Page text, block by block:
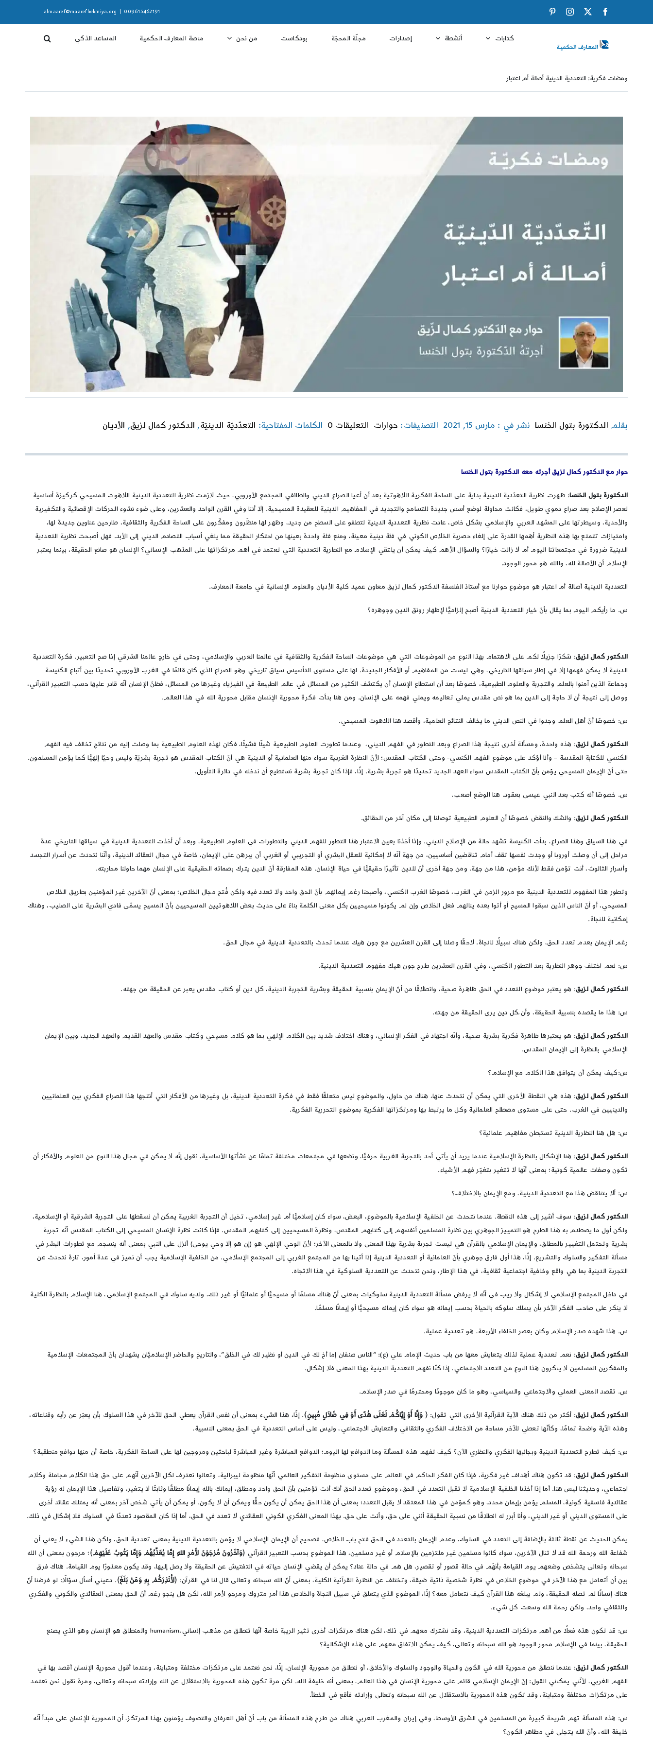
Facebook
X
Instagram
009615462191
almaaref@maarefhekmiya.org
كتابات أنشطة إصدارات مجلّة المحجّة بودكاست من نحن منصة المعارف الحكمية المساعد الذكي
ومضات فكرية: التعددية الدينية أصالة أم اعتبار
بقلم الدكتورة بتول الخنسا نشر في : مارس 15, 2021 التصنيفات: حوارات التعليقات 0
on
التعددية
اعتبار
الكلمات المفتاحية: التعدّديّة الدينيّة, الدكتور كمال لزيق, الأديان
حوار مع الدكتور كمال لزيقأجرته معه الدكتورة بتول الخنسا
الدكتورة بتول الخنسا: ظهرت نظرية التعدّدية الدينية بداية على الساحة الفكرية اللاهوتية بعد أن أعيا الصراع الديني والطائفي المجتمع الأوروبي، حيث لازمت نظرية التعددية الدينية اللاهوت المسيحي كركيزة أساسية
لعصر الإصلاح بعد صراع دموي طويل، فكانت محاولة لوضع أسس جديدة للتسامح والتجديد في المفاهيم الدينية للعقيدة المسيحية. إلا أننا وفي القرن الواحد والعشرين، وعلى ضوء نشوء الحركات الإقصائية والتكفيرية
والأحدية، وسيطرتها على المشهد العربي والإسلامي بشكل خاص، عادت نظرية التعددية الدينية لتطفو على السطح من جديد، وظهر لها منظّرون ومفكّرون على الساحة الفكرية والثقافية، طارحين عناوين جديدة لها،
وامتيازات تتمتع بها هذه النظرية أهمها القدرة على إلغاء حصرية الخلاص الكوني في فئة دينية معينة، ومنع فئة واحدة بعينها من احتكار الحقيقة مما يلغي أسباب التصادم الديني إلى الأبد. فهل أصبحت نظرية التعددية
الدينية ضرورة في مجتمعاتنا اليوم أم لا زالت خيارًا؟ والسؤال الأهم كيف يمكن أن يلتقي الإسلام مع النظرية التعددية التي تعتمد في أهم مرتكزاتها على المذهب الإنساني؟ الإنسان هو صانع الحقيقة، بينما يعتبر
الإسلام أن الأصالة لله، واالله هو محور الوجود.
التعددية الدينية أصالة أم اعتبار هو موضوع حوارنا مع أستاذ الفلسفة الدكتور كمال لزيق معاون عميد كلية الأديان والعلوم الإنسانية في جامعة المعارف.
س. ما رأيكم اليوم بما يقال بأنّ خيار التعددية الدينية أصبح إلزاميًّا لإظهار رونق الدين وجوهره؟
الدكتور كمال لزيق: شكرًا جزيلًا لكم على الاهتمام بهذا النوع من الموضوعات التي هي موضوعات الساحة الفكرية والثقافية في عالمنا العربي والإسلامي، وحتى في خارج عالمنا الشرقي إذا صح التعبير. فكرة التعددية
الدينية لا يمكن فهمها إلا في إطار سياقها التاريخي، وهي ليست من المفاهيم أو الأفكار الجديدة. لها على مستوى التأسيس سياق تاريخي وهو الصراع الذي كان قائمًا في الغرب الأوروبي تحديدًا بين أتباع الكنيسة
وجماعة الذين آمنوا بالعلم والتجربة والعلوم الطبيعية، خصوصًا بعد أن استطاع الإنسان أن يكتشف الكثير من المسائل في عالم الطبيعة في الفيزياء وغيرها من المسائل، فظنّ الإنسان أنّه قادر عليها حسب التعبير القرآني،
ووصل إلى نتيجة أن لا حاجة إلى الدين بما هو نص مقدس يملي تعاليمه ويملي فهمه على الإنسان. ومن هنا بدأت فكرة محورية الإنسان مقابل محورية الله في هذا العالم.
س: خصوصًا أنّ أهل العلم وجدوا في النص الديني ما يخالف النتائج العلمية، وأقصد هنا اللاهوت المسيحي.
الدكتور كمال لزيق: هذه واحدة، ومسألة أخرى نتيجة هذا الصراع وبعد التطور في الفهم الديني، وعندما تطورت العلوم الطبيعية شيئًا فشيئًا، فكان لهذه العلوم الطبيعية بما وصلت إليه من نتائج تخالف فيه الفهم
الكنسي للكتابة المقدسة – وأنا أؤكد على موضوع الفهم الكنسي- وحتى الكتاب المقدس؛ لأنّ النظرة الغربية سواء منها العلمانية أو الدينية هي أنّ الكتاب المقدس هو تجربة بشريّة وليس وحيًا إلهيًّا كما يؤمن المسلمون.
حتى أنّ الإيمان المسيحي يؤمن بأنّ الكتاب المقدس سواء العهد الجديد تحديدًا هو تجربة بشرية. إذًا، فإذا كان تجربة بشرية نستطيع أن ندخله في دائرة التأويل.
س. خصوصًا أنه كتب بعد النبي عيسى بعقود. هنا الوضع أصعب.
الدكتور كمال لزيق: والشك والنقض خصوصًا أن العلوم الطبيعية توصلنا إلى مكان آخر من الحقائق.
في هذا السياق وهذا الصراع، بدأت الكنيسة تشهد حالة من الإصلاح الديني. وإذا أخذنا بعين الاعتبار هذا التطور للفهم الديني والتطورات في العلوم الطبيعية، وبعد أن أخذت التعددية الدينية في سياقها التاريخي عدة
مراحل إلى أن وصلت أوروبا أو وجدت نفسها تقف أمام تناقضين أساسيين، من جهة أنّه لا إمكانية للعقل البشري أو التجريبي أو الغربي أن يبرهن على الإيمان، خاصة في مجال العقائد الدينية، وأنّنا نتحدث عن أسرار التجسد
وأسرار الثالوث، أنت تؤمن فقط لأنك مؤمن، هذا من جهة. ومن جهة أخرى أنّ للدين تأثيرًا حقيقيًّا في حياة الإنسان. هذه المفارقة أنّ الدين يترك بصماته الحقيقية على الإنسان مهما حاولنا محاربته.
وتطور هذا المفهوم للتعددية الدينية مع مرور الزمن في الغرب، خصوصًا الغرب الكنسي، وأصبحنا رغم إيمانهم بأنّ الحق واحد ولا تعدد فيه ولكن فُتح مجال الخلاص؛ بمعنى أنّ الآخرين غير المؤمنين بطريق الخلاص
المسيحي، أو أنّ الناس الذين سبقوا المسيح أو أتوا بعده ينالهم فعل الخلاص وإن لم يكونوا مسيحيين بكل معنى الكلمة بناءً على حديث بعض اللاهوتيين المسيحيين بأنّ المسيح يسمّى فادي البشرية على الصليب، وهناك
إمكانية للنجاة.
رغم الإيمان بعدم تعدد الحق، ولكن هناك سبيلًا للنجاة. لاحقًا وصلنا إلى القرن العشرين مع جون هيك عندما تحدث بالتعددية الدينية في مجال الحق.
س: نعم اختلف جوهر النظرية بعد التطور الكنسي، وفي القرن العشرين طرح جون هيك مفهوم التعددية الدينية.
الدكتور كمال لزيق: هو يعتبر موضوع التعدد في الحق ظاهرة صحية، وانطلاقًا من أنّ الإيمان بنسبية الحقيقة وبشرية التجربة الدينية، كل دين أو كتاب مقدس يعبر عن الحقيقة من جهته.
س: هذا ما يقصده بنسبية الحقيقة، وأن ّكل دين يرى الحقيقة من جهته.
الدكتور كمال لزيق: هو يعتبرها ظاهرة فكرية بشرية صحية، وأنّه اجتهاد في الفكر الإنساني، وهناك اختلاف شديد بين الكلام الإلهي بما هو كلام مسيحي وكتاب مقدس والعهد القديم والعهد الجديد، وبين الإيمان
الإسلامي بالنظرة إلى الإيمان المقدس.
س:كيف يمكن أن يتوافق هذا الكلام مع الإسلام؟
الدكتور كمال لزيق: هذه هي النقطة الأخرى التي يمكن أن نتحدث عنها، هناك من حاول، والموضوع ليس متعلقًا فقط في فكرة التعددية الدينية، بل وغيرها من الأفكار التي أنتجها هذا الصراع الفكري بين العلمانيين
والدينيين في الغرب. حتى على مستوى مصطلح العلمانية وكل ما يرتبط بها ومرتكزاتها الفكرية بموضوع التحررية الفكرية.
س: هل هنا النظرية الدينية تستبطن مفاهيم علمانية؟
الدكتور كمال لزيق: هنا الإشكال بالنظرة الإسلامية عندما يريد أن يأتي أحد بالتجربة الغربية حرفيًّا، ونضعها في مجتمعات مختلفة تمامًا عن نشأتها الأساسية، نقول إنّه لا يمكن في مجال هذا النوع من العلوم والأفكار أن
تكون وصفات عالمية كونية؛ بمعنى أنّها لا تتغير بتغيّر فهم الأشياء.
س: ألا يتناقض هذا مع التعددية الدينية، ومع الإيمان بالاختلاف؟
الدكتور كمال لزيق: سوف أشير إلى هذه النقطة. عندما نتحدث عن الخلفية الإسلامية بالموضوع، البعض، سواء كان إسلاميًّا أم غير إسلامي، تخيل أن التجربة الغربية يمكن أن نسقطها على التجربة الشرقية أو الإسلامية،
ولكن أول ما يصطدم به هذا الطرح هو التمييز الجوهري بين نظرة المسلمين أنفسهم إلى كتابهم المقدس، ونظرة المسيحيين إلى كتابهم المقدس. فإذا كانت نظرة الإنسان المسيحي إلى الكتاب المقدس أنّه تجربة
بشرية وتحتمل التغيير بالمطلق، والإيمان الإسلامي بالقرآن هي ليست تجربة بشرية بهذا المعنى ولا بالمعنى الآخر؛ لأنّ الوحي الإلهي هو (إن هو إلا وحي يوحى) أنزل على النبي بمعنى أنه ينسجم مع تطورات البشر في
مسألة التفكير والسلوك والتشريع. إذًا، هذا أول فارق جوهري بأنّ العلمانية أو التعددية الدينية إذا أتينا بها من المجتمع الغربي إلى المجتمع الإسلامي. من الخلفية الإسلامية يجب أن نميز في عدة أمور، تارة نتحدث عن
التجربة الدينية بما هي واقع وخلفية اجتماعية ثقافية، في هذا الإطار، ونحن نتحدث عن التعددية السلوكية في هذا الاتجاه.
في داخل المجتمع الإسلامي لا إشكال ولا ريب في أنّه لا يرفض مسألة التعددية الدينية سلوكيات بمعنى أنّ هناك مسلمًا أو مسيحيًّا أو علمانيًّا أو غير ذلك، ولديه سلوك في المجتمع الإسلامي، هنا الإسلام بالنظرة الكلية
لا ينكر على صاحب الفكر الآخر بأن يسلك سلوكه بالحياة بحسب إيمانه هو سواء كان إيمانه مسيحيًّا أو إيمانًا مسلمًا.
س. هذا شهده صدر الإسلام وكان بعصر الخلفاء الأربعة، هو تعددية عملية.
الدكتور كمال لزيق: نعم تعددية عملية لذلك يتعايش معها من باب حديث الإمام علي (ع): “الناس صنفان إما أخ لك في الدين أو نظير لك في الخلق”، والتاريخ والحاضر الإسلاميَّان يشهدان بأنّ المجتمعات الإسلامية
والمفكرين المسلمين لا ينكرون هذا النوع من التعدد الاجتماعي. إذا كنّا نفهم التعددية الدينية بهذا المعنى فلا إشكال.
س. تقصد المعنى العملي والاجتماعي والسياسي، وهو ما كان موجودًا ومحترمًا في صدر الإسلام.
الدكتور كمال لزيق: أكثر من ذلك هناك الآية القرآنية الأخرى التي تقول: ﴿ وَإِنَّا أَوْ إِيَّاكُمْ لَعَلَى هُدًى أَوْ فِي ضَلاَلٍ مُبِينٍ﴾. إذًا، هذا الشيء بمعنى أن نفس القرآن يعطي الحق للآخر في هذا السلوك بأن يعبّر عن رأيه وقناعاته،
وهذه الآية واضحة تمامًا، وكأنّها تعطي للآخر مساحة من الاختلاف الفكري والثقافي والتعايش الاجتماعي، وليس على أساس التعددية في الحق بمعنى النسبية.
س: كيف تطرح التعددية الدينية وبجانبها الفكري والنظري الآن؟ كيف تفهم هذه المسألة وما الدوافع لها اليوم؛ الدوافع المباشرة وغير المباشرة لباحثين ومروجين لها على الساحة الفكرية، خاصة أن منها دوافع منطقية؟
الدكتور كمال لزيق: قد تكون هناك أهداف غير فكرية، فإذا كان الفكر الحاكم في العالم على مستوى منظومة التفكير العالمي أنّها منظومة ليبرالية، وتعالوا نعترف لكل الآخرين أنّهم على حق هذا الكلام مجاملة وكلام
اجتماعي، وحديثنا ليس هنا. أما إذا أخذنا الخلفية الإسلامية لا تقبل التعدد في الحق، وموضوع تعدد الحق أنك أنت تؤمنين بأنّ الحق واحد ومطلق، إيمانك بالله إيمانًا مطلقًا وثابتًا لا يتغير، وتفاصيل هذا الإيمان له رؤية
عقائدية فلسفية كونية، المسلم يؤمن بإيمان محدد، وهو كمؤمن في هذا المعتقد لا يقبل التعدد؛ بمعنى أن هذا الحق يمكن أن يكون حقًّا ويمكن أن لا يكون. أو يمكن أن يأتي شخص آخر بمعنى أنه يمتلك عقائد أخرى
على المستوى الديني أو غير الديني، وأنا أبرر له انطلاقًا من نسبية الحقيقة أنني على حق، وأنت على حق. بهذا المعنى الفكري الكوني العقائدي لا تعدد في الحق، أما إذا كان المقصود تعددًا في السلوك فلا إشكال في ذلك.
يمكن الحديث عن نقطة ثالثة بالإضافة إلى التعدد في السلوك، وعدم الإيمان بالتعدد في الحق فتح باب الخلاص، فصحيح أن الإيمان الإسلامي لا يؤمن بالتعددية الدينية بمعنى تعددية الحق، ولكن هذا الشيء لا يعني أن
شفاعة الله ورحمة الله قد لا تنال الآخرين، سواء كانوا مسلمين غير ملتزمين بالإسلام أو غير مسلمين، هذا الموضوع بحسب التعبير القرآني ﴿وَآخَرُونَ مُرْجَوْنَ لأَمْرِ اللهِ إِمَّا يُعَذِّبُهُمْ وَإِمَّا يَتُوبُ عَلَيْهِمْ﴾؛ مرجون بمعنى أن الله
سبحانه وتعالى يتشخص وضعهم يوم القيامة بأنهّم في حالة قصور أو تقصير، هل هم في حالة عناد؟ يمكن أن يقضي الإنسان حياته في التفتيش عن الحقيقة ولا يصل إليها، وقد يكون معذورًا يوم القيامة. هناك فرق
بين أن أتعامل مع هذا الآخر في موضوع الخلاص في نظرة شخصية ذاتية ضيقة، وتختلف عن النظرة القرآنية الكلية، بمعنى أنّ الله سبحانه وتعالى قال لنا في القرآن: ﴿لأُنْذِرَكُمْ بِهِ وَمَنْ بَلَغَ﴾. دعيني أسأل سؤالًا: لو فرضنا أنّ
هناك إنسانًا لم تصله الحقيقة، ولم يبلغه هذا القرآن كيف نتعامل معه؟ إذًا، الموضوع الذي يتعلق في سبيل النجاة والخلاص هذا أمر متروك ومرجو لأمر الله، لكن هل ينجو رغم أنّ الحق بمعنى العقائدي والكوني والفكري
والثقافي واحد، ولكن رحمة الله وسعت كل شيء.
س: قد تكون هذه فعلًا من أهم مرتكزات التعددية الدينية، وقد نشترك معهم في ذلك، لكن هناك مرتكزات أخرى تثير الريبة خاصة أنّها تنطلق من مذهب إنساني،humanism والمنطلق هو الإنسان وهو الذي يصنع
الحقيقة، بينما في الإسلام محور الوجود هو الله سبحانه وتعالى، كيف يمكن الاتفاق معهم على هذه الإشكالية؟
الدكتور كمال لزيق: عندما ننطلق من محورية الله في الكون والحياة والوجود والسلوك والأخلاق، أو ننطلق من محورية الإنسان، إذًا، نحن نعتمد على مرتكزات مختلفة ومتباينة، وعندما أقول محورية الإنسان أقصد بها في
الفهم الغربي، لأنّني يمكنني القول: إنّ الإيمان الإسلامي قائم على محورية الإنسان في هذا العالم، بمعنى أنه خليفة الله. لكن مرة تكون هذه المحورية بالاستقلال عن الله وإرادته سبحانه وتعالى، ومرة نقول نحن نعتمد
على مرتكزات مختلفة ومتباينة، وقد تكون هذه المحورية بالاستقلال عن الله سبحانه وتعالى وإرادته فأقع في الخطأ.
س: هذه المسألة تهم شريحة كبيرة من المسلمين في الشرق الأوسط، وفي إيران والمغرب العربي هناك من طرح هذه المسألة من باب أنّ أهل العرفان والتصوف يؤمنون بهذا المرتكز، أن المحورية للإنسان على مبدأ أنّه
خليفة الله، وأنّ الله يتجلى في مظاهر الكون؟